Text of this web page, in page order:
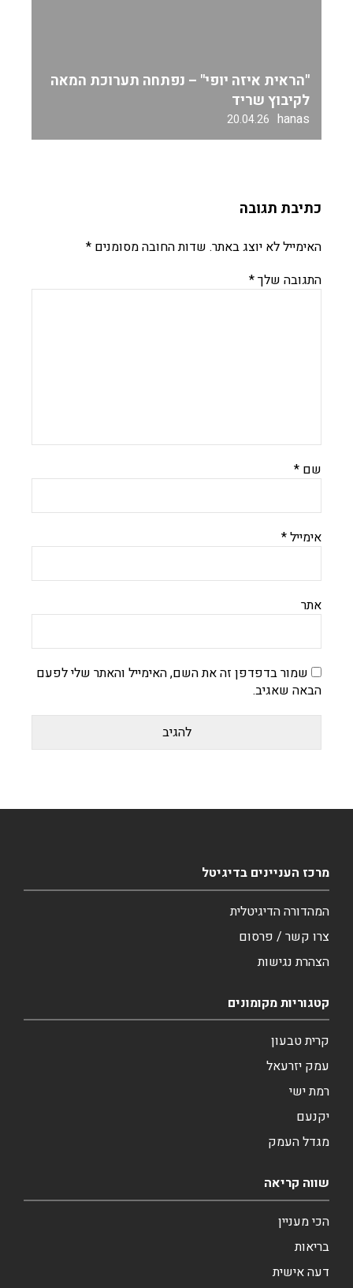
"הראית איזה יופי" – נפתחה תערוכת המאה
לקיבוץ שריד
hanas
20.04.26
כתיבת תגובה
האימייל לא יוצג באתר. שדות החובה מסומנים *
התגובה שלך*
שם *
אימייל*
אתר
שמור בדפדפן זה את השם, האימייל והאתר שלי לפעם
הבאה שאגיב.
מרכז העניינים בדיגיטל
המהדורה הדיגיטלית
צרו קשר / פרסום
הצהרת נגישות
קטגוריות מקומונים
קרית טבעון
עמק יזרעאל
רמת ישי
יקנעם
מגדל העמק
שווה קריאה
הכי מעניין
בריאות
דעה אישית